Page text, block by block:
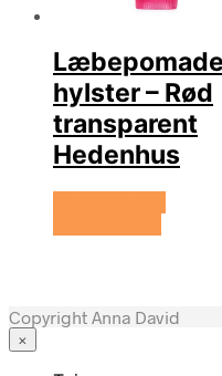
Læbepomade
hylster – Rød
transparent
Hedenhus
Copyright Anna David
×